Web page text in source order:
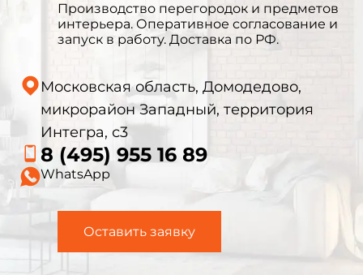
Производство перегородок и предметов
интерьера. Оперативное согласование и
запуск в работу. Доставка по РФ.
Московская область, Домодедово,
микрорайон Западный, территория
Интегра, с3
8 (495) 955 16 89
WhatsApp
Оставить заявку